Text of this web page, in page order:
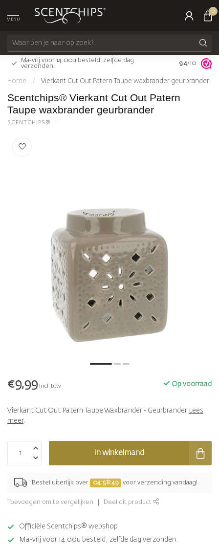
MENU
0
Ma-vrij voor 14.00u besteld, zelfde dag
verzonden.
Gratis
9.4/10
Home / Vierkant Cut Out Patern Taupe waxbrander geurbrander
Scentchips® Vierkant Cut Out Patern
Taupe waxbrander geurbrander
SCENTCHIPS®
€9,99 Incl. btw Op voorraad
Vierkant Cut Out Patern Taupe Waxbrander - Geurbrander Lees
meer.
In winkelmand
Bestel uiterlijk over 04:58:49 voor verzending vandaag!
Toevoegen om te vergelijken Deel dit product
Officiële Scentchips® webshop
Ma-vrij voor 14.00u besteld, zelfde dag verzonden.